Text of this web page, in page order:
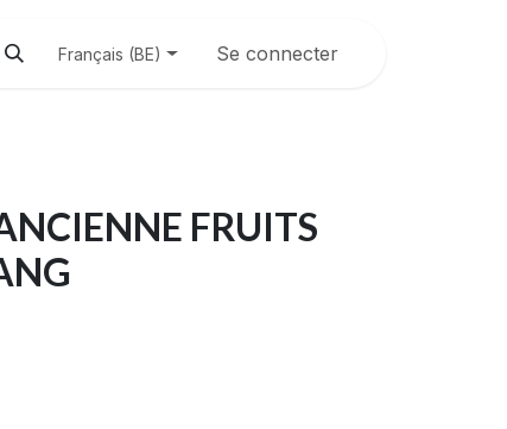
Français (BE) Se connecter
FRUITS